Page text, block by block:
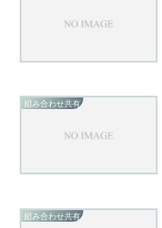
組み合わせ共有
組み合わせ共有